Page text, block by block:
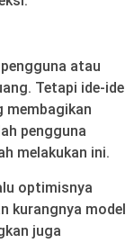
atau
Tetapi ide-ide
membagikan
pengguna
melakukan ini.
optimisnya
kurangnya model
juga